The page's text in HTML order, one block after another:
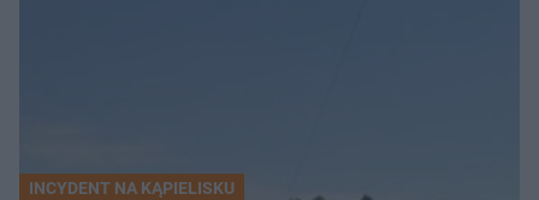
INCYDENT NA KĄPIELISKU